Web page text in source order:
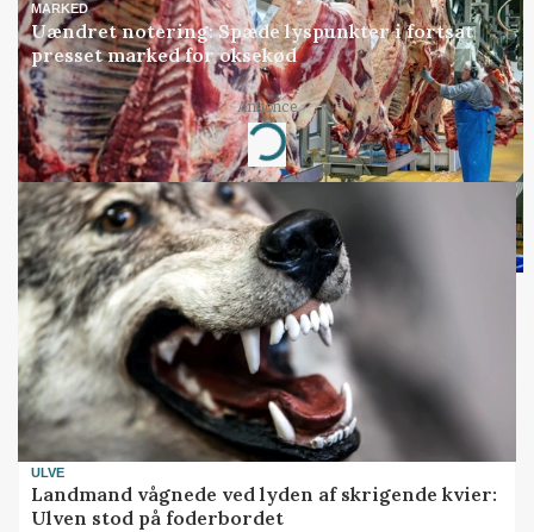
MARKED
Uændret notering: Spæde lyspunkter i fortsat
presset marked for oksekød
Annonce
Loading...
ULVE
Landmand vågnede ved lyden af skrigende kvier:
Ulven stod på foderbordet